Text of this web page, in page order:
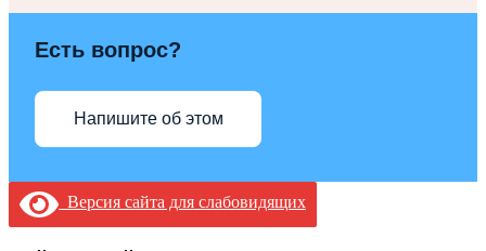
Есть вопрос?
Напишите об этом
Версия сайта для слабовидящих